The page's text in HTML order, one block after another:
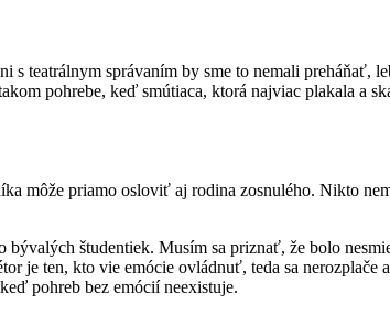
teatrálnym správaním by sme to nemali preháňať,
pohrebe, keď smútiaca, ktorá najviac plakala a
môže priamo osloviť aj rodina zosnulého. Nikto
študentiek. Musím sa priznať, že bolo
je ten, kto vie emócie ovládnuť, teda sa nerozplače
pohreb bez emócií neexistuje.